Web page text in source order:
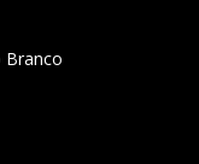
Branco